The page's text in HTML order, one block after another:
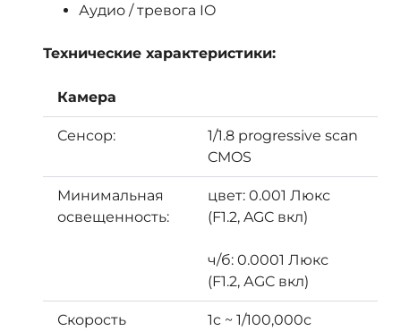
Аудио / тревога IO
Технические характеристики:
Камера
Сенсор:
1/1.8 progressive scan
CMOS
Минимальная
освещенность:
цвет: 0.001 Люкс
(F1.2, AGC вкл)
ч/б: 0.0001 Люкс
(F1.2, АGC вкл)
Скорость
1c ~ 1/100,000с